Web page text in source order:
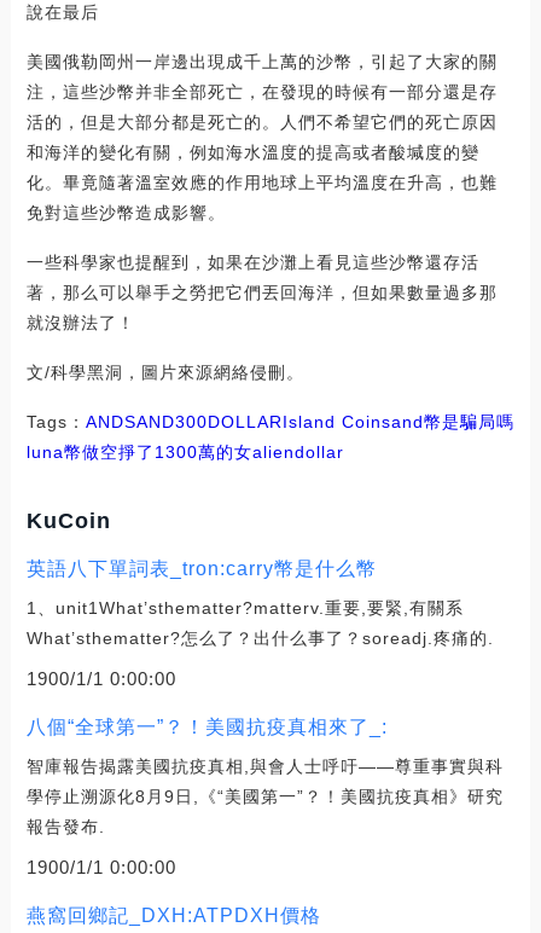
說在最后
美國俄勒岡州一岸邊出現成千上萬的沙幣，引起了大家的關
注，這些沙幣并非全部死亡，在發現的時候有一部分還是存
活的，但是大部分都是死亡的。人們不希望它們的死亡原因
和海洋的變化有關，例如海水溫度的提高或者酸堿度的變
化。畢竟隨著溫室效應的作用地球上平均溫度在升高，也難
免對這些沙幣造成影響。
一些科學家也提醒到，如果在沙灘上看見這些沙幣還存活
著，那么可以舉手之勞把它們丟回海洋，但如果數量過多那
就沒辦法了！
文/科學黑洞，圖片來源網絡侵刪。
Tags： ANDSAND300DOLLARIsland Coinsand幣是騙局嗎
luna幣做空掙了1300萬的女aliendollar
KuCoin
英語八下單詞表_tron:carry幣是什么幣
1、unit1What’sthematter?matterv.重要,要緊,有關系
What’sthematter?怎么了？出什么事了？soreadj.疼痛的.
1900/1/1 0:00:00
八個“全球第一”？！美國抗疫真相來了_:
智庫報告揭露美國抗疫真相,與會人士呼吁——尊重事實與科
學停止溯源化8月9日,《“美國第一”？！美國抗疫真相》研究
報告發布.
1900/1/1 0:00:00
燕窩回鄉記_DXH:ATPDXH價格